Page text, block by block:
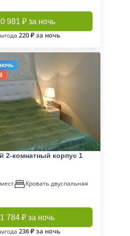
981 ₽ за ночь
220 ₽ за ночь
2-комнатный корпус 1
Кровать двуспальная
784 ₽ за ночь
236 ₽ за ночь